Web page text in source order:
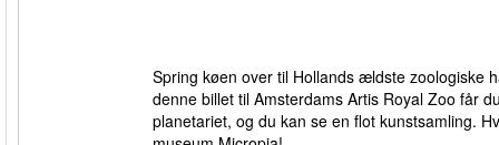
Spring køen over til Hollands ældste zoologiske
denne billet til Amsterdams Artis Royal Zoo får
planetariet, og du kan se en flot kunstsamling.